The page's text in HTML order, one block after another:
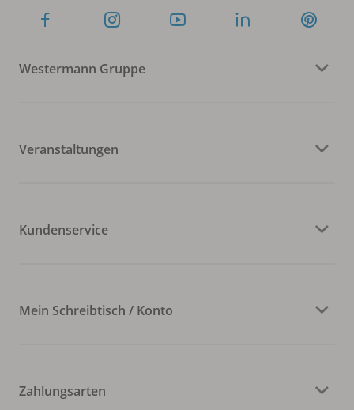
Westermann Gruppe
Veranstaltungen
Kundenservice
Mein Schreibtisch / Konto
Zahlungsarten